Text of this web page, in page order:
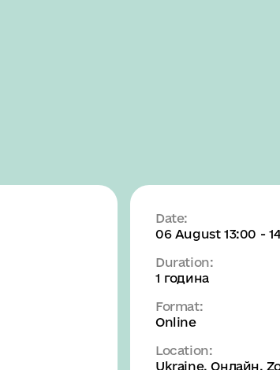
Date:
06 August 13:00 -
Duration:
1 година
Format:
Online
Location:
Ukraine, Онлайн,